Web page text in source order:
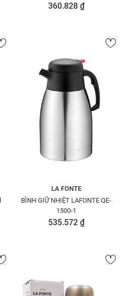
360.828 ₫
LA FONTE
BÌNH GIỮ NHIỆT LAFONTE QE-
1500-1
535.572 ₫